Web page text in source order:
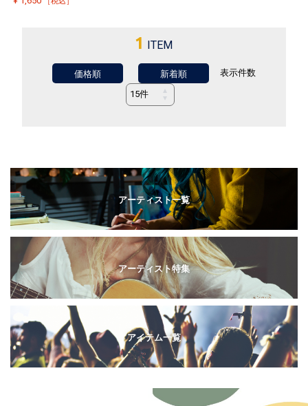
1 ITEM
価格順 新着順 表示件数
アーティスト一覧
アーティスト特集
アイテム一覧